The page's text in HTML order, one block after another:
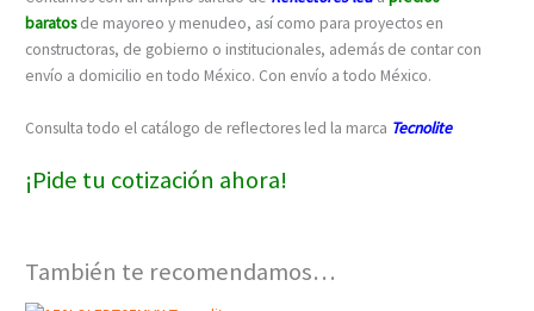
baratosde mayoreo y menudeo, así como para proyectos en
constructoras, de gobierno o institucionales, además de contar con
envío a domicilio en todo México. Con envío a todo México.
Consulta todo el catálogo de reflectores led la marca Tecnolite
¡Pide tu cotización ahora!
También te recomendamos…